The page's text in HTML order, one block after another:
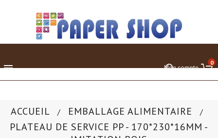
 0
Mon compte
ACCUEIL
EMBALLAGE ALIMENTAIRE
PLATEAU DE SERVICE PP - 170*230*16MM -